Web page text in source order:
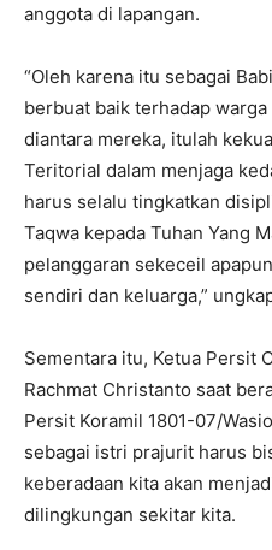
anggota di lapangan.
“Oleh karena itu sebagai
berbuat baik terhadap
diantara mereka, itulah
Teritorial dalam menjaga
harus selalu tingkatkan
Taqwa kepada Tuhan Yang
pelanggaran sekeceil
sendiri dan keluarga,”
Sementara itu, Ketua Persit
Rachmat Christanto saat
Persit Koramil 1801-07/
sebagai istri prajurit harus
keberadaan kita akan
dilingkungan sekitar kita.